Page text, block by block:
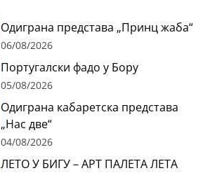
Одиграна представа „Принц жаба“
06/08/2026
Португалски фадо у Бору
05/08/2026
Одиграна кабаретска представа
„Нас две“
04/08/2026
ЛЕТО У БИГУ – АРТ ПАЛЕТА ЛЕТА